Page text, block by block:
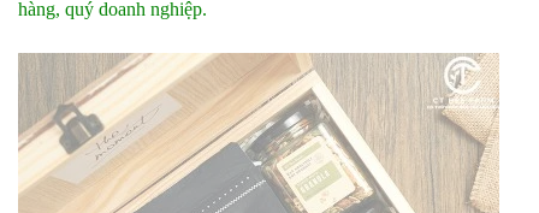
hàng, quý doanh nghiệp.